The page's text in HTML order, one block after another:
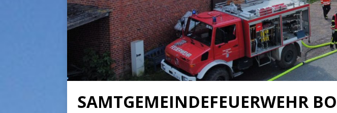
SAMTGEMEINDEFEUERWEHR